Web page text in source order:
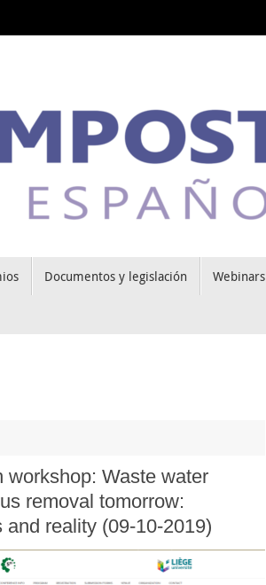
Documentos y legislación Webinars
workshop: Waste water
removal tomorrow:
and reality (09-10-2019)